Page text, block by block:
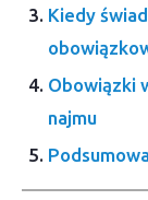
Kiedy
Obowiązki
najmu